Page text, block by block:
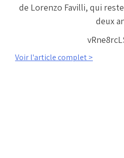
de Lorenzo Favilli, qui
deux
Voir l'article complet >